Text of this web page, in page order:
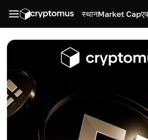
स्थानMarket Cap